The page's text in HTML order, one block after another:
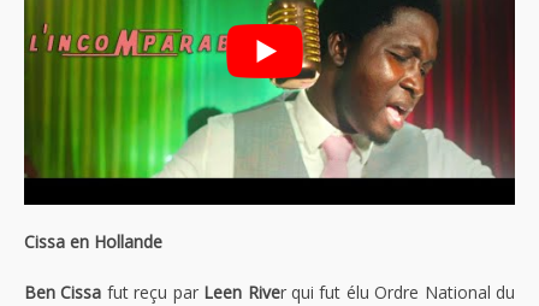
Cissa en Hollande
Ben Cissa fut reçu par Leen River qui fut élu Ordre National du